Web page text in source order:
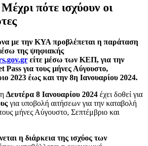
πότε ισχύουν οι
με την ΚΥΑ προβλέπεται η παράταση
της ψηφιακής
είτε μέσω των ΚΕΠ, για την
για τους μήνες Αύγουστο,
2023 έως και την 8η Ιανουαρίου 2024.
Δευτέρα 8 Ιανουαρίου 2024 έχει δοθεί για
για υποβολή αιτήσεων για την καταβολή
μήνες Αύγουστο, Σεπτέμβριο και
η διάρκεια της ισχύος των